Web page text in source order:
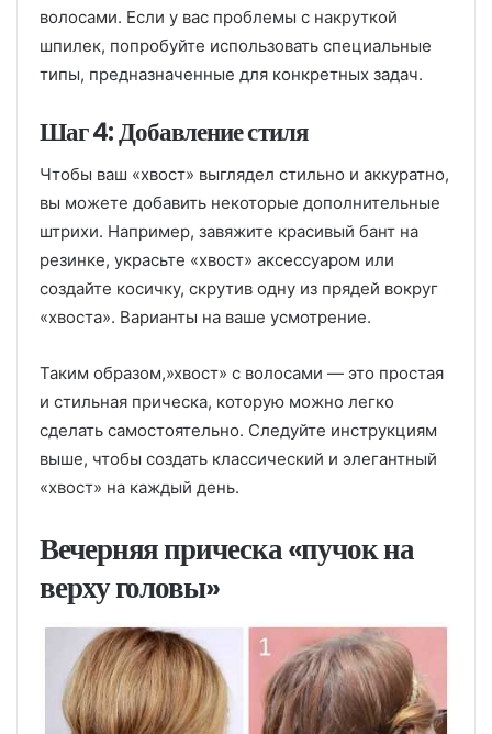
волосами. Если у вас проблемы с накруткой
шпилек, попробуйте использовать специальные
типы, предназначенные для конкретных задач.
Шаг 4: Добавление стиля
Чтобы ваш «хвост» выглядел стильно и аккуратно,
вы можете добавить некоторые дополнительные
штрихи. Например, завяжите красивый бант на
резинке, украсьте «хвост» аксессуаром или
создайте косичку, скрутив одну из прядей вокруг
«хвоста». Варианты на ваше усмотрение.
Таким образом,»хвост» с волосами — это простая
и стильная прическа, которую можно легко
сделать самостоятельно. Следуйте инструкциям
выше, чтобы создать классический и элегантный
«хвост» на каждый день.
Вечерняя прическа «пучок на
верху головы»